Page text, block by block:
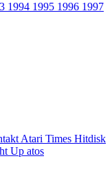
1994 1995 1996 1997
Atari Times Hitdisk
Up atos